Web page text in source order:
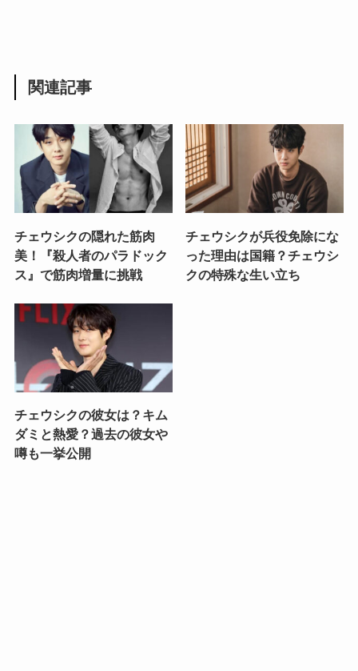
関連記事
チェウシクの隠れた筋肉
美！『殺人者のパラドック
ス』で筋肉増量に挑戦
チェウシクが兵役免除にな
った理由は国籍？チェウシ
クの特殊な生い立ち
チェウシクの彼女は？キム
ダミと熱愛？過去の彼女や
噂も一挙公開